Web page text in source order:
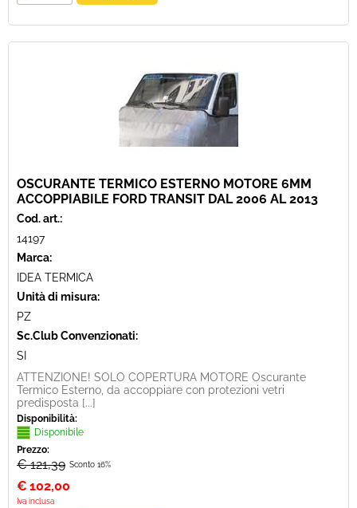
OSCURANTE TERMICO ESTERNO MOTORE 6MM
ACCOPPIABILE FORD TRANSIT DAL 2006 AL 2013
Cod. art.:
14197
Marca:
IDEA TERMICA
Unità di misura:
PZ
Sc.Club Convenzionati:
SI
ATTENZIONE! SOLO COPERTURA MOTORE Oscurante
Termico Esterno, da accoppiare con protezioni vetri
predisposta [...]
Disponibilità:
Disponibile
Prezzo:
€ 121,39 Sconto 16%
€ 102,00
Iva inclusa